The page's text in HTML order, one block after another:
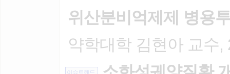
위산분비억제제 병용
약학대학 김현아 교수,
이슈트랜드